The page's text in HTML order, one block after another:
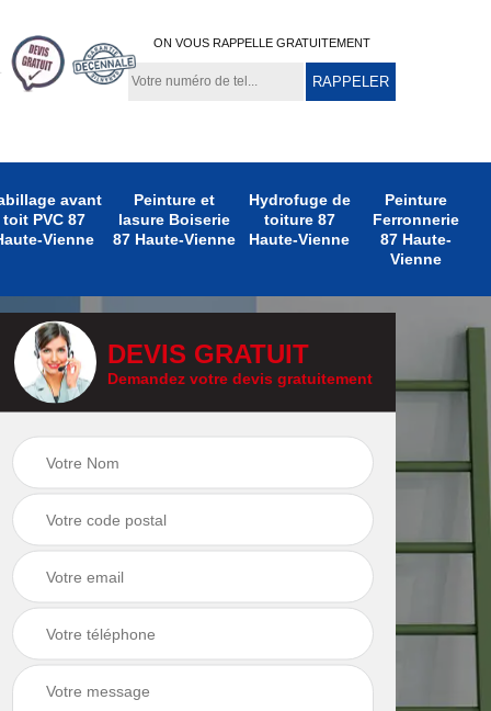
ON VOUS RAPPELLE GRATUITEMENT
avant
toit PVC 87
Vienne
Peinture et
lasure Boiserie
87 Haute-Vienne
Hydrofuge de
toiture 87
Haute-Vienne
Peinture
Ferronnerie
87 Haute-
Vienne
Peinture Extérieure
87 Haute-Vienne
Ferronnerie 87
Haute-Vienne
DEVIS GRATUIT
Demandez votre devis gratuitement